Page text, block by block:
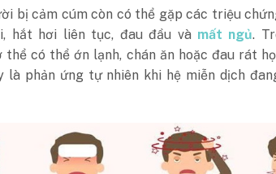
bị cảm cúm còn có thể gặp các triệu
hắt hơi liên tục, đau đầu và mất ngủ.
có thể ớn lạnh, chán ăn hoặc đau rát
là phản ứng tự nhiên khi hệ miễn dịch